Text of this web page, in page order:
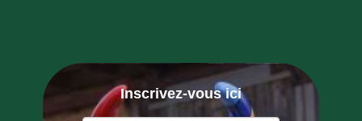
Inscrivez-vous ici